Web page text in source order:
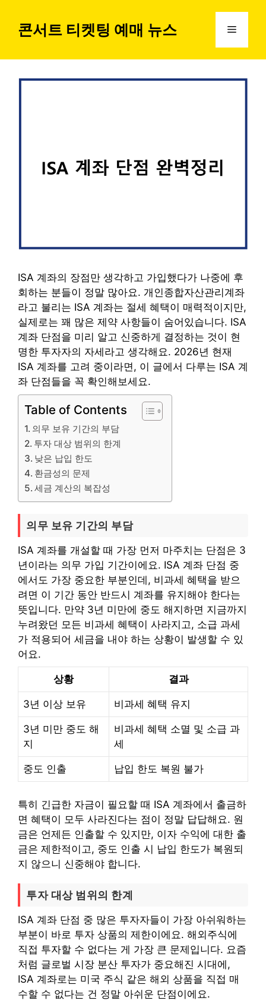
콘서트 티켓팅 예매 뉴스 메
ISA 계좌의 장점만 생각하고 가입했다가 나중에 후
회하는 분들이 정말 많아요. 개인종합자산관리계좌
라고 불리는 ISA 계좌는 절세 혜택이 매력적이지만,
실제로는 꽤 많은 제약 사항들이 숨어있습니다. ISA
계좌 단점을 미리 알고 신중하게 결정하는 것이 현
명한 투자자의 자세라고 생각해요. 2026년 현재
ISA 계좌를 고려 중이라면, 이 글에서 다루는 ISA 계
좌 단점들을 꼭 확인해보세요.
Table of Contents
의무 보유 기간의 부담
투자 대상 범위의 한계
낮은 납입 한도
환금성의 문제
세금 계산의 복잡성
의무 보유 기간의 부담
ISA 계좌를 개설할 때 가장 먼저 마주치는 단점은 3
년이라는 의무 가입 기간이에요. ISA 계좌 단점 중
에서도 가장 중요한 부분인데, 비과세 혜택을 받으
려면 이 기간 동안 반드시 계좌를 유지해야 한다는
뜻입니다. 만약 3년 미만에 중도 해지하면 지금까지
누려왔던 모든 비과세 혜택이 사라지고, 소급 과세
가 적용되어 세금을 내야 하는 상황이 발생할 수 있
어요.
상황 결과
3년 이상 보유 비과세 혜택 유지
3년 미만 중도 해
지
비과세 혜택 소멸 및 소급 과
세
중도 인출 납입 한도 복원 불가
특히 긴급한 자금이 필요할 때 ISA 계좌에서 출금하
면 혜택이 모두 사라진다는 점이 정말 답답해요. 원
금은 언제든 인출할 수 있지만, 이자 수익에 대한 출
금은 제한적이고, 중도 인출 시 납입 한도가 복원되
지 않으니 신중해야 합니다.
투자 대상 범위의 한계
ISA 계좌 단점 중 많은 투자자들이 가장 아쉬워하는
부분이 바로 투자 상품의 제한이에요. 해외주식에
직접 투자할 수 없다는 게 가장 큰 문제입니다. 요즘
처럼 글로벌 시장 분산 투자가 중요해진 시대에,
ISA 계좌로는 미국 주식 같은 해외 상품을 직접 매
수할 수 없다는 건 정말 아쉬운 단점이에요.